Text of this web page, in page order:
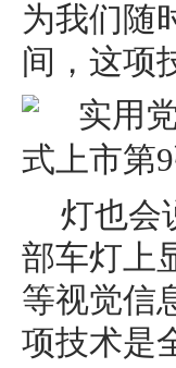
为我们随
间，这项
灯也会
部车灯上
等视觉信
项技术是